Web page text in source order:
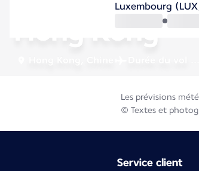
Hong Kong
Luxembourg
Les prévisions
© Textes et
Service client